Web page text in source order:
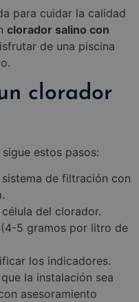
para cuidar la calidad
clorador salino con
de una piscina
clorador
estos pasos:
de filtración con
del clorador.
5 gramos por litro de
los indicadores.
la instalación sea
asesoramiento